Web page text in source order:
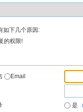
如下几个原因:
的权限!
Email
是